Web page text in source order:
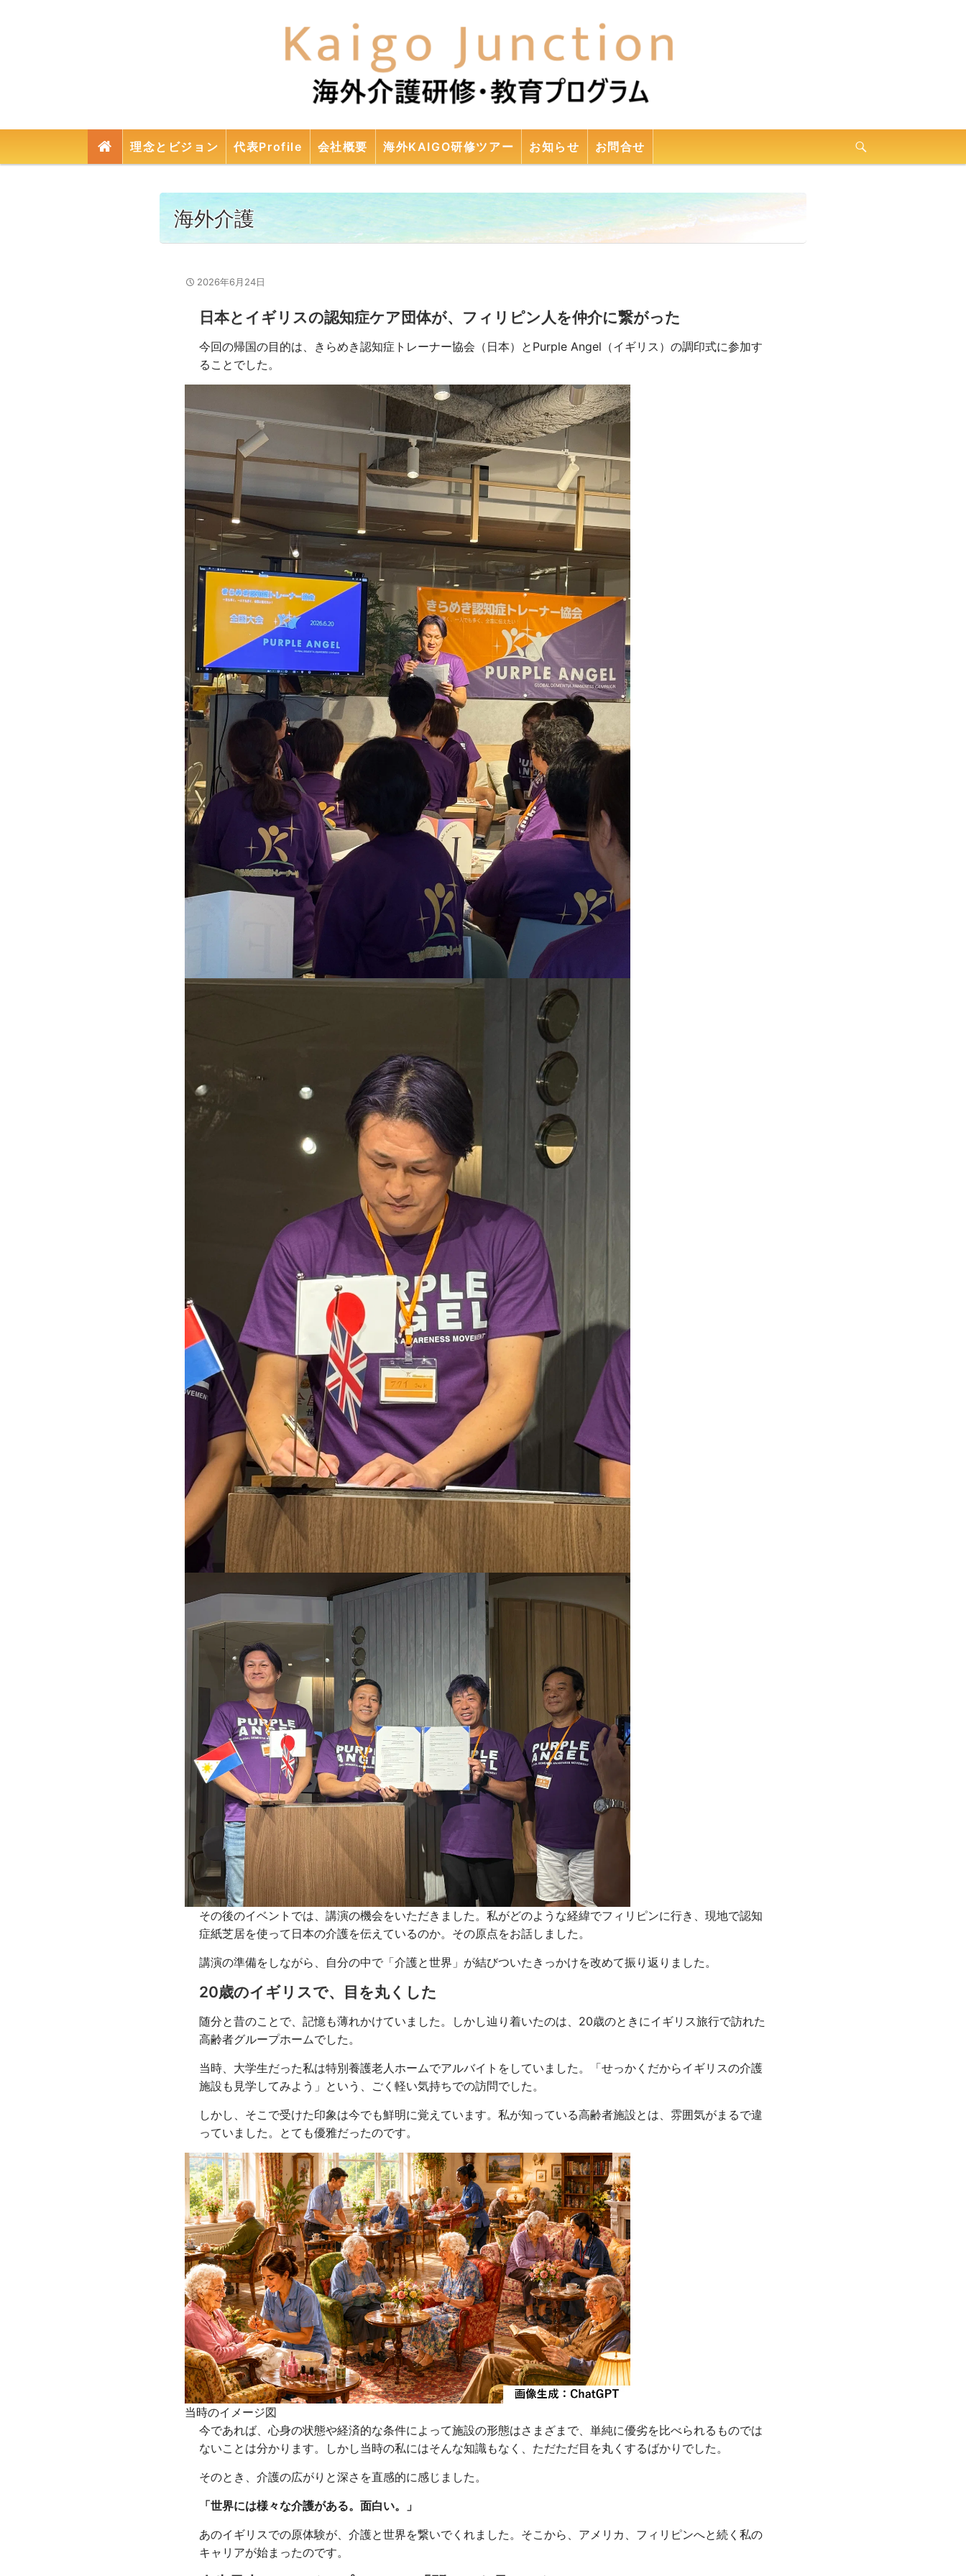
理念とビジョン 代表Profile 会社概要 海外KAIGO研修ツアー お知らせ お問合せ
海外介護
2026年6月24日
日本とイギリスの認知症ケア団体が、フィリピン人を仲介に繋がった
今回の帰国の目的は、きらめき認知症トレーナー協会（日本）とPurple Angel（イギリス）の調印式に参加す
ることでした。
その後のイベントでは、講演の機会をいただきました。私がどのような経緯でフィリピンに行き、現地で認知
症紙芝居を使って日本の介護を伝えているのか。その原点をお話しました。
講演の準備をしながら、自分の中で「介護と世界」が結びついたきっかけを改めて振り返りました。
20歳のイギリスで、目を丸くした
随分と昔のことで、記憶も薄れかけていました。しかし辿り着いたのは、20歳のときにイギリス旅行で訪れた
高齢者グループホームでした。
当時、大学生だった私は特別養護老人ホームでアルバイトをしていました。「せっかくだからイギリスの介護
施設も見学してみよう」という、ごく軽い気持ちでの訪問でした。
しかし、そこで受けた印象は今でも鮮明に覚えています。私が知っている高齢者施設とは、雰囲気がまるで違
っていました。とても優雅だったのです。
当時のイメージ図
今であれば、心身の状態や経済的な条件によって施設の形態はさまざまで、単純に優劣を比べられるものでは
ないことは分かります。しかし当時の私にはそんな知識もなく、ただただ目を丸くするばかりでした。
そのとき、介護の広がりと深さを直感的に感じました。
「世界には様々な介護がある。面白い。」
あのイギリスでの原体験が、介護と世界を繋いでくれました。そこから、アメリカ、フィリピンへと続く私の
キャリアが始まったのです。